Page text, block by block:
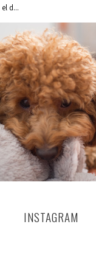
d...
INSTAGRAM